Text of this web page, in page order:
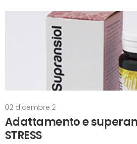
02 dicembre 2
Adattamento e
STRESS